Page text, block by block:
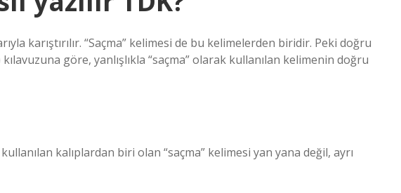
karıştırılır. “Saçma” kelimesi de bu kelimelerden biridir. Peki doğru
göre, yanlışlıkla “saçma” olarak kullanılan kelimenin doğru
kalıplardan biri olan “saçma” kelimesi yan yana değil, ayrı